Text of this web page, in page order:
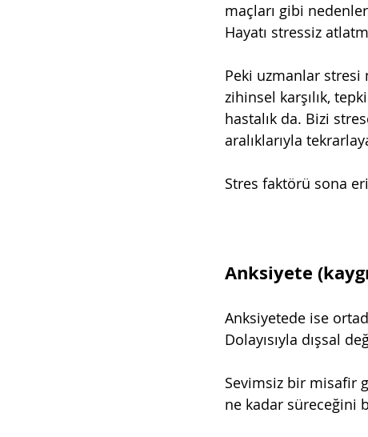
maçları gibi
Hayatı stressiz
Peki uzmanlar stresi
zihinsel karşılık,
hastalık da. Bizi
aralıklarıyla
Stres faktörü sona
Anksiyete
Anksiyetede ise
Dolayısıyla dışsal
Sevimsiz bir misafir
ne kadar süreceğini